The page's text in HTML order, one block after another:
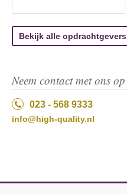
Bekijk alle opdrachtgevers
Neem contact met ons op
023 - 568 9333
info@high-quality.nl